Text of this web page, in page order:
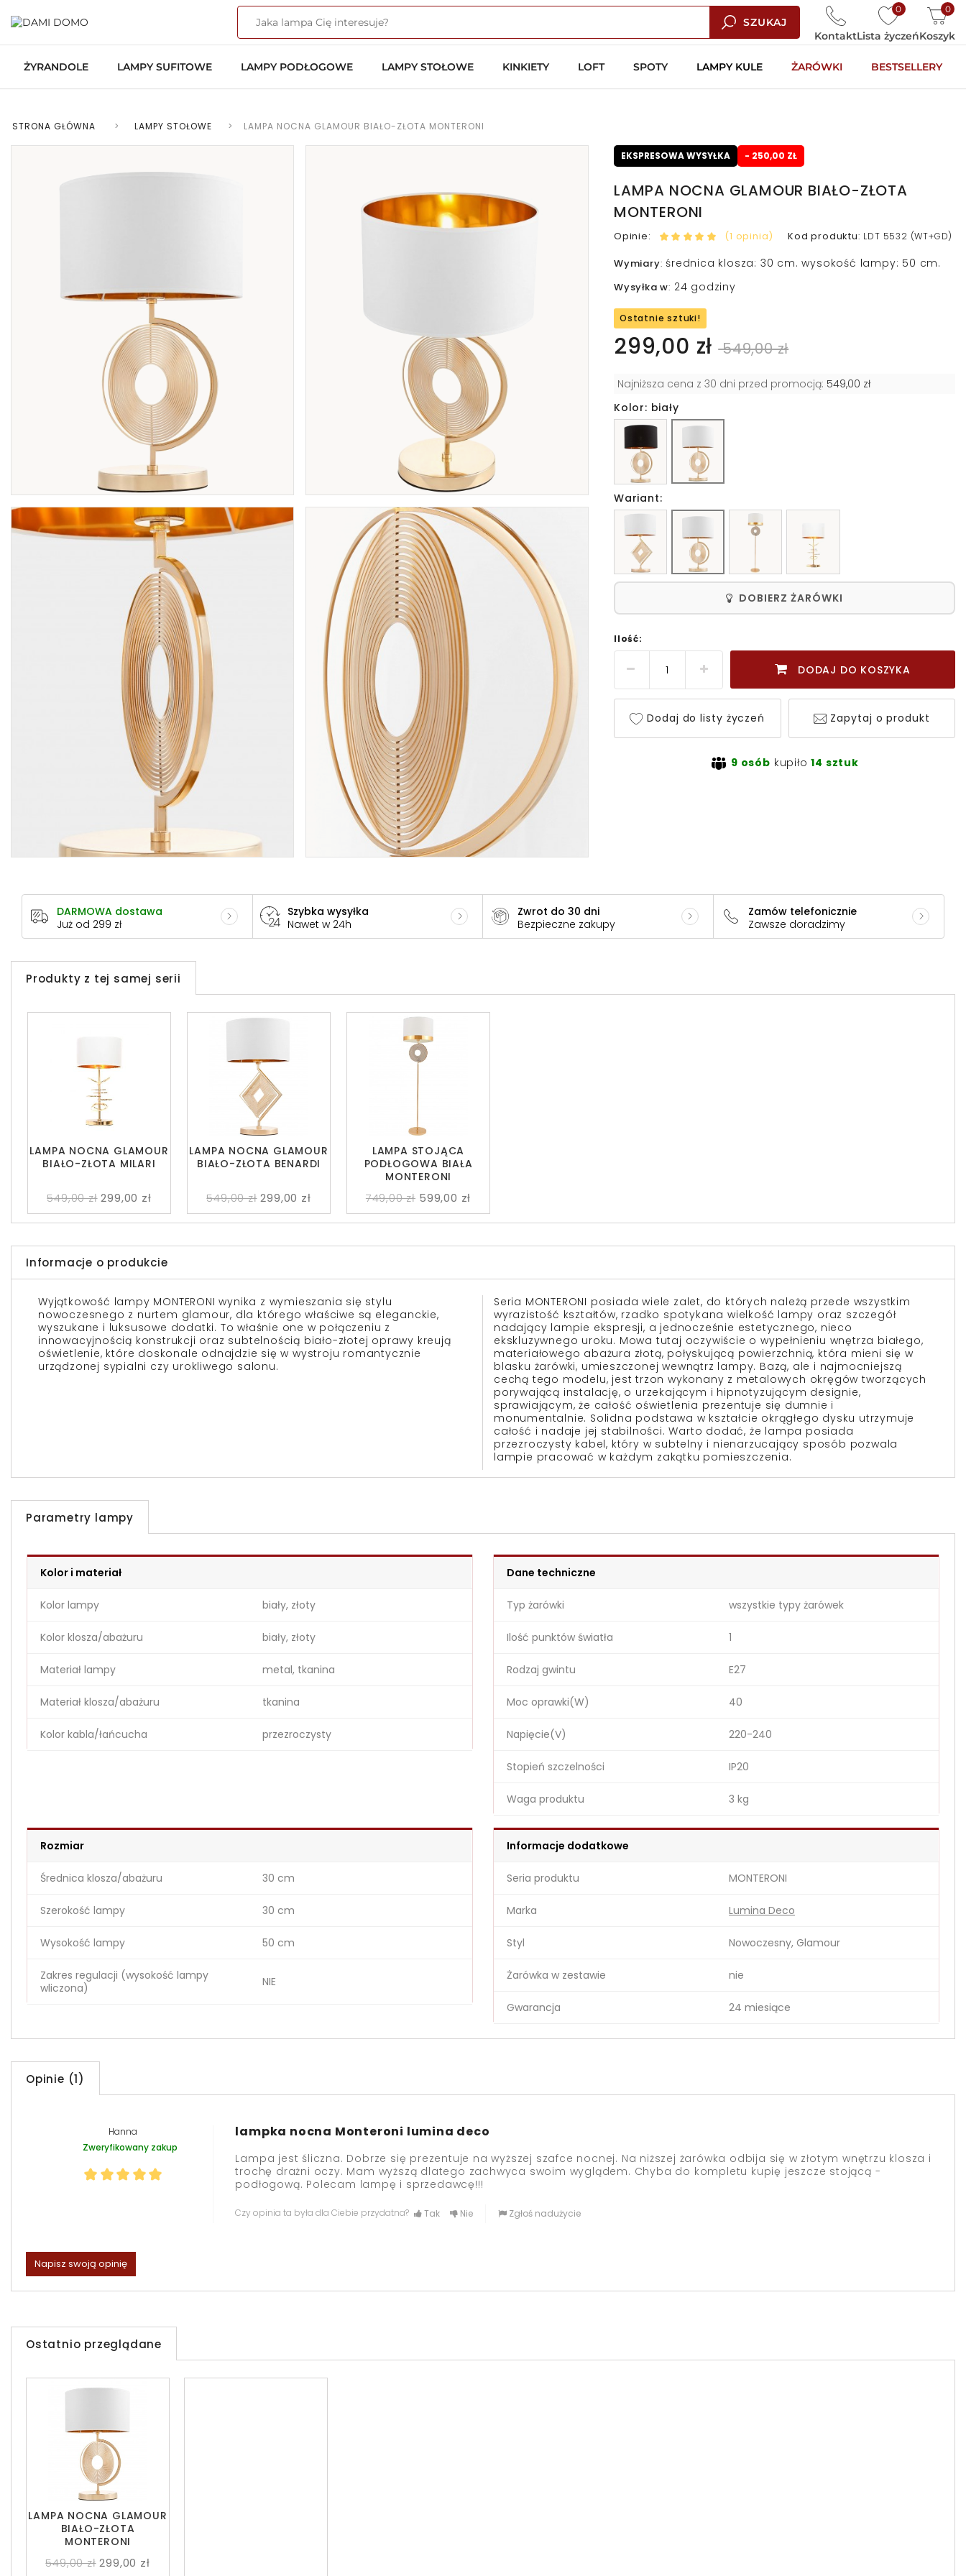
SZUKAJ
0
Lista życzeń
0
Koszyk
Kontakt
ŻYRANDOLE LAMPY SUFITOWE LAMPY PODŁOGOWE LAMPY STOŁOWE KINKIETY LOFT SPOTY LAMPY KULE ŻARÓWKI BESTSELLERY
STRONA GŁÓWNA > LAMPY STOŁOWE > LAMPA NOCNA GLAMOUR BIAŁO-ZŁOTA MONTERONI
EKSPRESOWA WYSYŁKA - 250,00 ZŁ
LAMPA NOCNA GLAMOUR BIAŁO-ZŁOTA
MONTERONI
Opinie: (1 opinia) Kod produktu: LDT 5532 (WT+GD)
Wymiary: średnica klosza: 30 cm. wysokość lampy: 50 cm.
Wysyłka w: 24 godziny
Ostatnie sztuki!
299,00 zł 549,00 zł
Najniższa cena z 30 dni przed promocją: 549,00 zł
Kolor: biały
Wariant:
DOBIERZ ŻARÓWKI
Ilość:
DODAJ DO KOSZYKA
Dodaj do listy życzeń Zapytaj o produkt
9 osób kupiło14 sztuk
DARMOWA dostawa
Już od 299 zł
Szybka wysyłka
Nawet w 24h
Zwrot do 30 dni
Bezpieczne zakupy
Zamów telefonicznie
Zawsze doradzimy
Produkty z tej samej serii
LAMPA STOJĄCA
PODŁOGOWA BIAŁA
MONTERONI
749,00 zł 599,00 zł
LAMPA NOCNA GLAMOUR
BIAŁO-ZŁOTA MILARI
549,00 zł 299,00 zł
LAMPA NOCNA GLAMOUR
BIAŁO-ZŁOTA BENARDI
549,00 zł 299,00 zł
Informacje o produkcie
Wyjątkowość lampy MONTERONI wynika z wymieszania się stylu
nowoczesnego z nurtem glamour, dla którego właściwe są eleganckie,
wyszukane i luksusowe dodatki. To właśnie one w połączeniu z
innowacyjnością konstrukcji oraz subtelnością biało-złotej oprawy kreują
oświetlenie, które doskonale odnajdzie się w wystroju romantycznie
urządzonej sypialni czy urokliwego salonu.
Seria MONTERONI posiada wiele zalet, do których należą przede wszystkim
wyrazistość kształtów, rzadko spotykana wielkość lampy oraz szczegół
nadający lampie ekspresji, a jednocześnie estetycznego, nieco
ekskluzywnego uroku. Mowa tutaj oczywiście o wypełnieniu wnętrza białego,
materiałowego abażura złotą, połyskującą powierzchnią, która mieni się w
blasku żarówki, umieszczonej wewnątrz lampy. Bazą, ale i najmocniejszą
cechą tego modelu, jest trzon wykonany z metalowych okręgów tworzących
porywającą instalację, o urzekającym i hipnotyzującym designie,
sprawiającym, że całość oświetlenia prezentuje się dumnie i
monumentalnie. Solidna podstawa w kształcie okrągłego dysku utrzymuje
całość i nadaje jej stabilności. Warto dodać, że lampa posiada
przezroczysty kabel, który w subtelny i nienarzucający sposób pozwala
lampie pracować w każdym zakątku pomieszczenia.
Parametry lampy
Kolor i materiał
Kolor lampy biały, złoty
Kolor klosza/abażuru biały, złoty
Materiał lampy metal, tkanina
Materiał klosza/abażuru tkanina
Kolor kabla/łańcucha przezroczysty
Dane techniczne
Typ żarówki wszystkie typy żarówek
Ilość punktów światła 1
Rodzaj gwintu E27
Moc oprawki(W) 40
Napięcie(V) 220-240
Stopień szczelności IP20
Waga produktu 3 kg
Rozmiar
Średnica klosza/abażuru 30 cm
Szerokość lampy 30 cm
Wysokość lampy 50 cm
Zakres regulacji (wysokość lampy
wliczona)
NIE
Informacje dodatkowe
Seria produktu MONTERONI
Marka Lumina Deco
Styl Nowoczesny, Glamour
Żarówka w zestawie nie
Gwarancja 24 miesiące
Opinie (1)
Hanna
Zweryfikowany zakup
lampka nocna Monteroni lumina deco
Lampa jest śliczna. Dobrze się prezentuje na wyższej szafce nocnej. Na niższej żarówka odbija się w złotym wnętrzu klosza i
trochę drażni oczy. Mam wyższą dlatego zachwyca swoim wyglądem. Chyba do kompletu kupię jeszcze stojącą -
podłogową. Polecam lampę i sprzedawcę!!!
Czy opinia ta była dla Ciebie przydatna? Tak Nie Zgłoś nadużycie
Napisz swoją opinię
Ostatnio przeglądane
LAMPA NOCNA GLAMOUR
BIAŁO-ZŁOTA
MONTERONI
549,00 zł 299,00 zł